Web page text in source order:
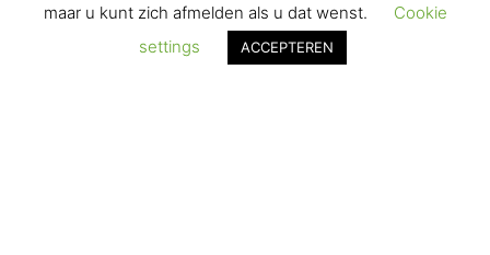
maar u kunt zich afmelden als u dat wenst.
Cookie
settings
ACCEPTEREN